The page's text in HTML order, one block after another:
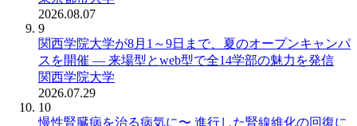
2026.08.07
9
関西学院大学が8月1～9日まで、夏のオープンキャンパ
スを開催 ― 来場型とweb型で全14学部の魅力を発信
関西学院大学
2026.07.29
10
慢性腎臓病を治る病気に〜 進行した腎線維化の回復に